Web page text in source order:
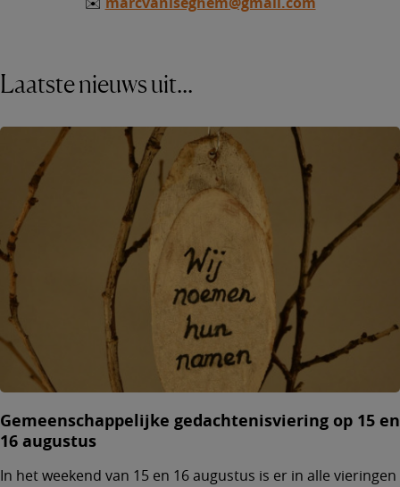
Laatste nieuws uit...
Gemeenschappelijke gedachtenisviering op 15 en
16 augustus
In het weekend van 15 en 16 augustus is er in alle vieringen